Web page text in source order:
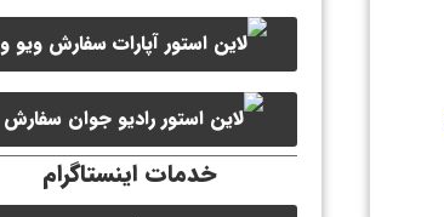
سفارش ممبر کانال سروش
سفارش ویو و
لایک ویدیو آپارات
سفارش
لایک رادیو جوان
خدمات اینستاگرام